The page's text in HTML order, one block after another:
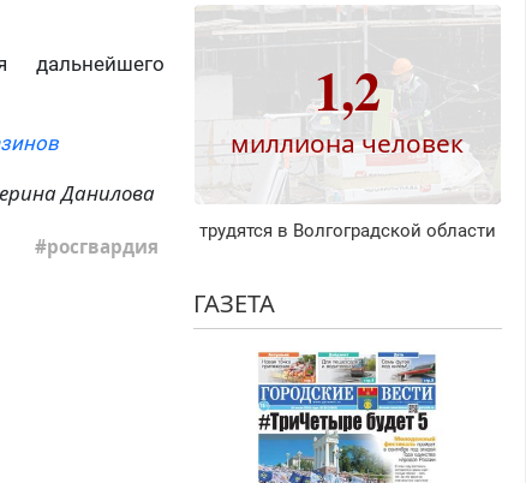
Данилова
росгвардия
1,2
миллиона человек
трудятся в Волгоградской области
ГАЗЕТА